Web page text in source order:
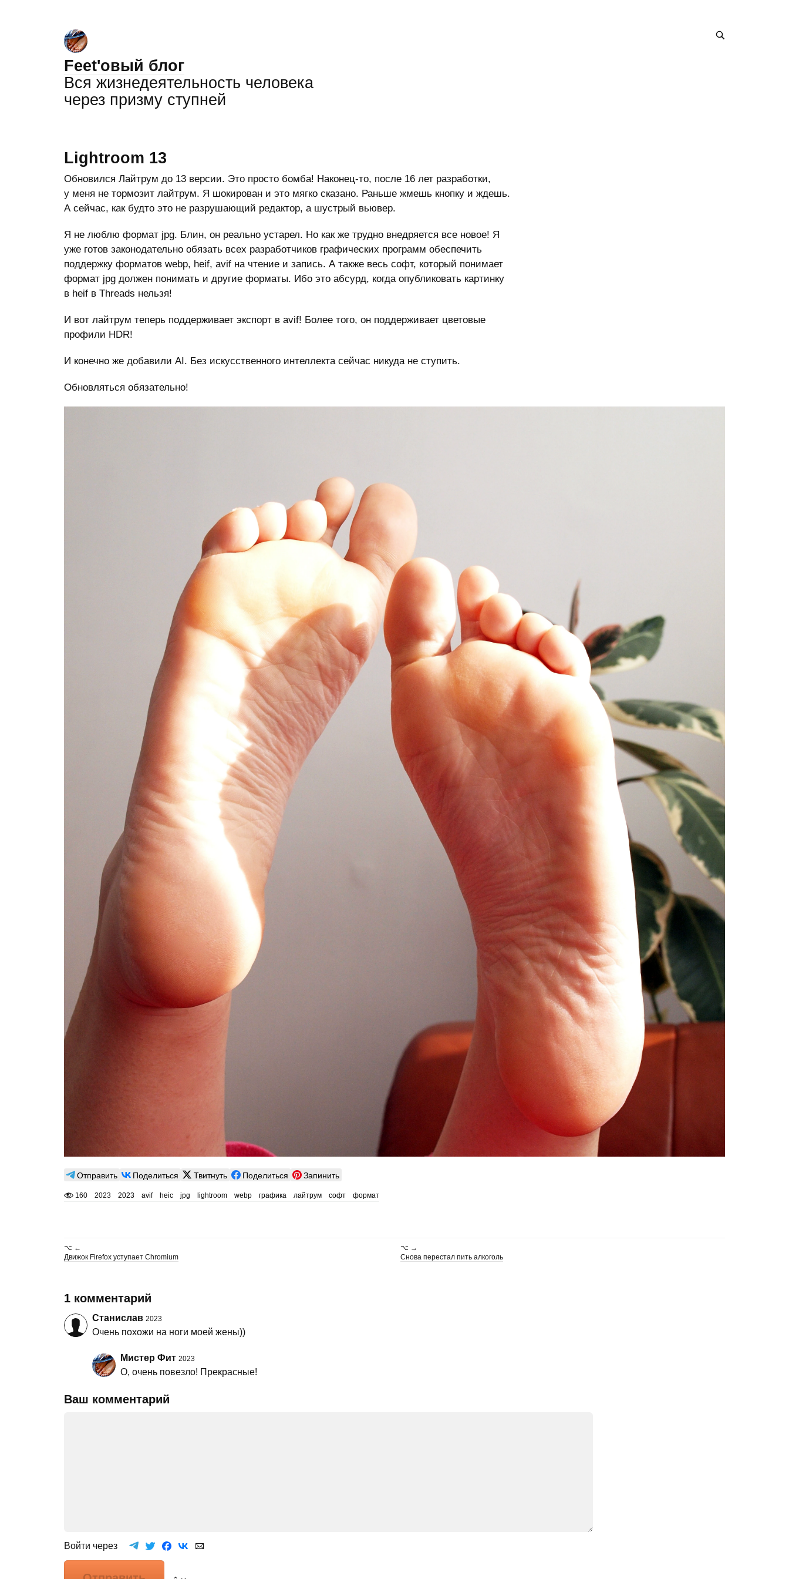
Feet'овый блог
Вся жизнедеятельность человека
через призму ступней
Lightroom 13
Обновился Лайтрум до 13 версии. Это просто бомба! Наконец-то, после 16 лет разработки,
у меня не тормозит лайтрум. Я шокирован и это мягко сказано. Раньше жмешь кнопку и ждешь.
А сейчас, как будто это не разрушающий редактор, а шустрый вьювер.
Я не люблю формат jpg. Блин, он реально устарел. Но как же трудно внедряется все новое! Я
уже готов законодательно обязать всех разработчиков графических программ обеспечить
поддержку форматов webp, heif, avif на чтение и запись. А также весь софт, который понимает
формат jpg должен понимать и другие форматы. Ибо это абсурд, когда опубликовать картинку
в heif в Threads нельзя!
И вот лайтрум теперь поддерживает экспорт в avif! Более того, он поддерживает цветовые
профили HDR!
И конечно же добавили AI. Без искусственного интеллекта сейчас никуда не ступить.
Обновляться обязательно!
Отправить Поделиться Твитнуть Поделиться Запинить
160 2023 2023 avif heic jpg lightroom webp графика лайтрум софт формат
⌥ ←
Движок Firefox уступает Chromium
⌥ →
Снова перестал пить алкоголь
1 комментарий
Станислав 2023
Очень похожи на ноги моей жены))
Мистер Фит 2023
О, очень повезло! Прекрасные!
Ваш комментарий
Войти через